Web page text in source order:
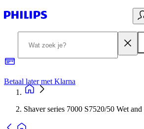
Betaal later met Klarna
Shaver series 7000 S7520/50 Wet